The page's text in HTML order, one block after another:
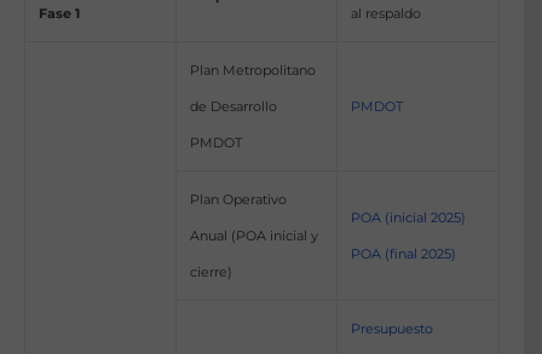
Fase 1
al respaldo
Plan Metropolitano
de Desarrollo
PMDOT
PMDOT
Plan Operativo
Anual (POA inicial y
cierre)
POA (inicial 2025)
POA (final 2025)
Presupuesto